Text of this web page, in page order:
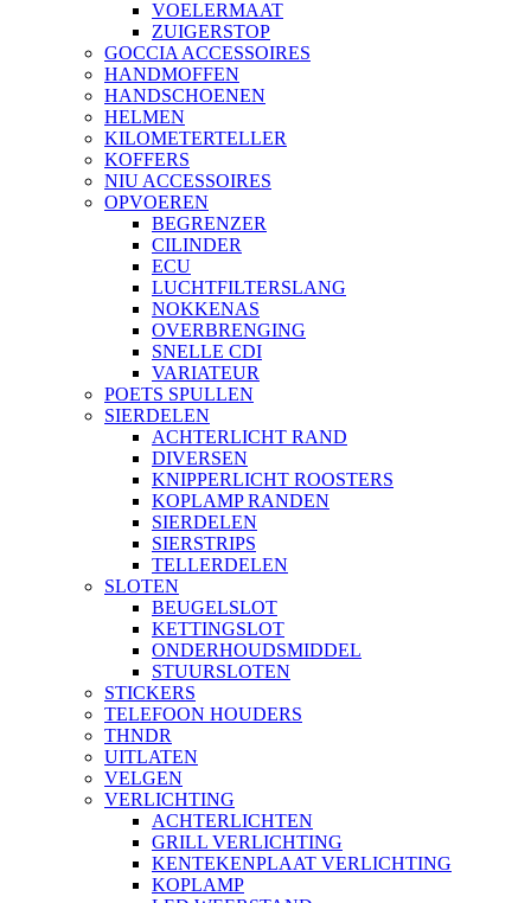
VOELERMAAT
ZUIGERSTOP
GOCCIA ACCESSOIRES
HANDMOFFEN
HANDSCHOENEN
HELMEN
KILOMETERTELLER
KOFFERS
NIU ACCESSOIRES
OPVOEREN
BEGRENZER
CILINDER
ECU
LUCHTFILTERSLANG
NOKKENAS
OVERBRENGING
SNELLE CDI
VARIATEUR
POETS SPULLEN
SIERDELEN
ACHTERLICHT RAND
DIVERSEN
KNIPPERLICHT ROOSTERS
KOPLAMP RANDEN
SIERDELEN
SIERSTRIPS
TELLERDELEN
SLOTEN
BEUGELSLOT
KETTINGSLOT
ONDERHOUDSMIDDEL
STUURSLOTEN
STICKERS
TELEFOON HOUDERS
THNDR
UITLATEN
VELGEN
VERLICHTING
ACHTERLICHTEN
GRILL VERLICHTING
KENTEKENPLAAT VERLICHTING
KOPLAMP